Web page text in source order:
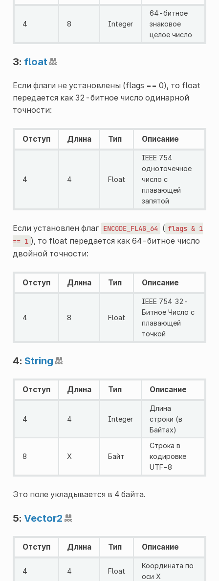
4 8 Integer
64-битное
знаковое
целое число
3: float
Если флаги не установлены (flags == 0), то float
передается как 32-битное число одинарной
точности:
Отступ Длина Тип Описание
4 4 Float
IEEE 754
одноточечное
число с
плавающей
запятой
Если установлен флаг ENCODE_FLAG_64 ( flags & 1
== 1 ), то float передается как 64-битное число
двойной точности:
Отступ Длина Тип Описание
4 8 Float
IЕEE 754 32-
Битное Число с
плавающей
точкой
4: String
Отступ Длина Тип Описание
4 4 Integer
Длина
строки (в
Байтах)
8 X Байт
Строка в
кодировке
UTF-8
Это поле укладывается в 4 байта.
5: Vector2
Отступ Длина Тип Описание
4 4 Float
Координата по
оси X